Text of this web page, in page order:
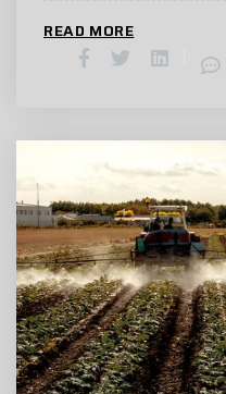
READ MORE